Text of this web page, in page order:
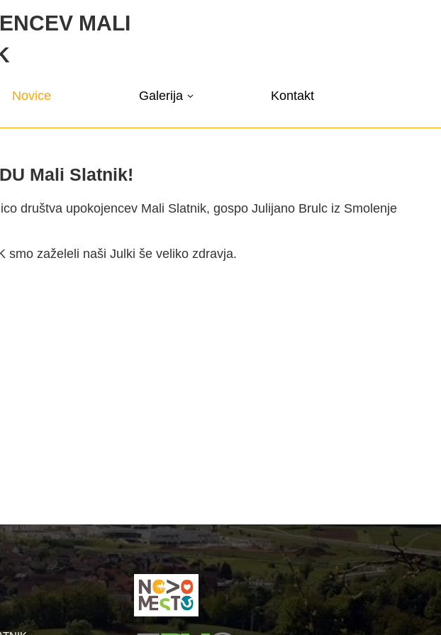
MALI
Novice Galerija Kontakt
Mali Slatnik!
društva upokojencev Mali Slatnik, gospo Julijano Brulc iz Smolenje
smo zaželeli naši Julki še veliko zdravja.